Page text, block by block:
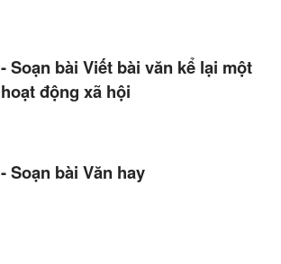
- Soạn bài Viết bài văn kể lại một
hoạt động xã hội
- Soạn bài Văn hay